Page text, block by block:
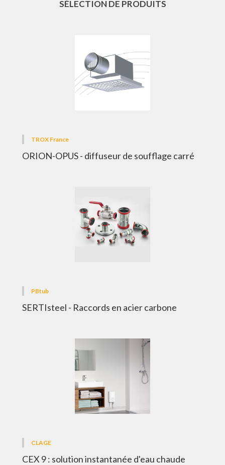
SÉLECTION DE PRODUITS
TROX France
ORION-OPUS - diffuseur de soufflage carré
PBtub
SERTIsteel - Raccords en acier carbone
CLAGE
CEX 9 : solution instantanée d'eau chaude